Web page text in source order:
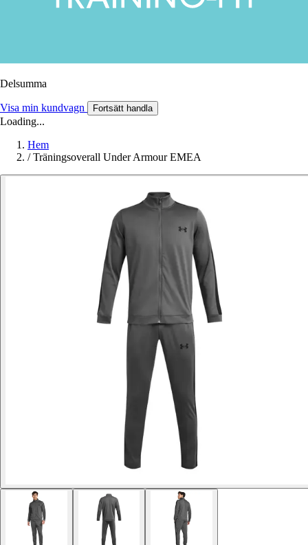
Delsumma
Visa min kundvagn Fortsätt handla
Loading...
Hem
/ Träningsoverall Under Armour EMEA